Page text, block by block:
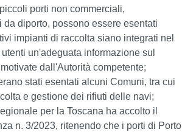
porti non commerciali,
diporto, possono essere esentati
impianti di raccolta siano integrati nel
un'adeguata informazione sul
dall'Autorità competente;
stati esentati alcuni Comuni, tra cui
e gestione dei rifiuti delle navi;
per la Toscana ha accolto il
n. 3/2023, ritenendo che i porti di Porto